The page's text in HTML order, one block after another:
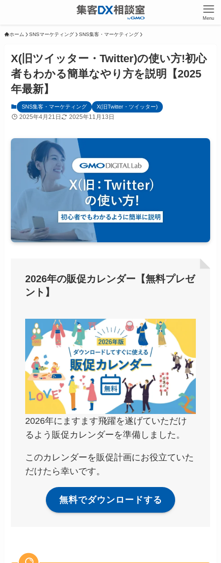
Menu
ホーム SNSマーケティング SNS集客・マーケティング
X(旧ツイッター・Twitter)の使い方!初心
者もわかる簡単なやり方を説明【2025
年最新】
SNS集客・マーケティング X(旧Twitter・ツイッター)
2025年4月21日 2025年11月13日
2026年の販促カレンダー【無料プレゼ
ント】
2026年にますます飛躍を遂げていただけ
るよう販促カレンダーを準備しました。
このカレンダーを販促計画にお役立ていた
だけたら幸いです。
無料でダウンロードする